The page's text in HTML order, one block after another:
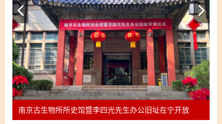
南京古生物所所史馆暨李四光先生办公旧址在宁开放